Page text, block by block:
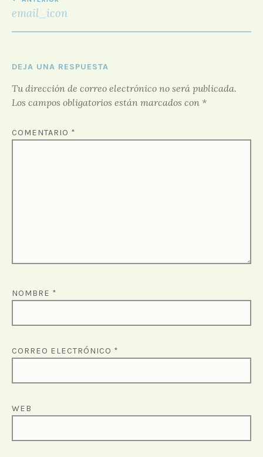
R
R
DE
ENTRADAS
email_icon
DEJA UNA RESPUESTA
Tu dirección de correo electrónico no será publicada.
Los campos obligatorios están marcados con *
COMENTARIO *
NOMBRE *
CORREO ELECTRÓNICO *
WEB